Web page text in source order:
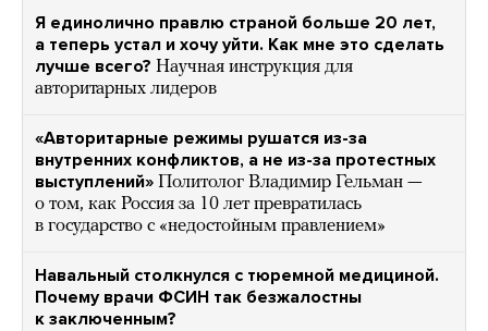
Я единолично правлю страной больше 20 лет,
а теперь устал и хочу уйти. Как мне это сделать
лучше всего? Научная инструкция для
авторитарных лидеров
«Авторитарные режимы рушатся из-за
внутренних конфликтов, а не из-за протестных
выступлений» Политолог Владимир Гельман —
о том, как Россия за 10 лет превратилась
в государство с «недостойным правлением»
Навальный столкнулся с тюремной медициной.
Почему врачи ФСИН так безжалостны
к заключенным?